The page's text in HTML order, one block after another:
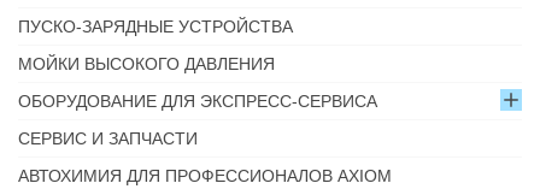
ПУСКО-ЗАРЯДНЫЕ УСТРОЙСТВА
МОЙКИ ВЫСОКОГО ДАВЛЕНИЯ
ОБОРУДОВАНИЕ ДЛЯ ЭКСПРЕСС-СЕРВИСА
СЕРВИС И ЗАПЧАСТИ
АВТОХИМИЯ ДЛЯ ПРОФЕССИОНАЛОВ AXIOM